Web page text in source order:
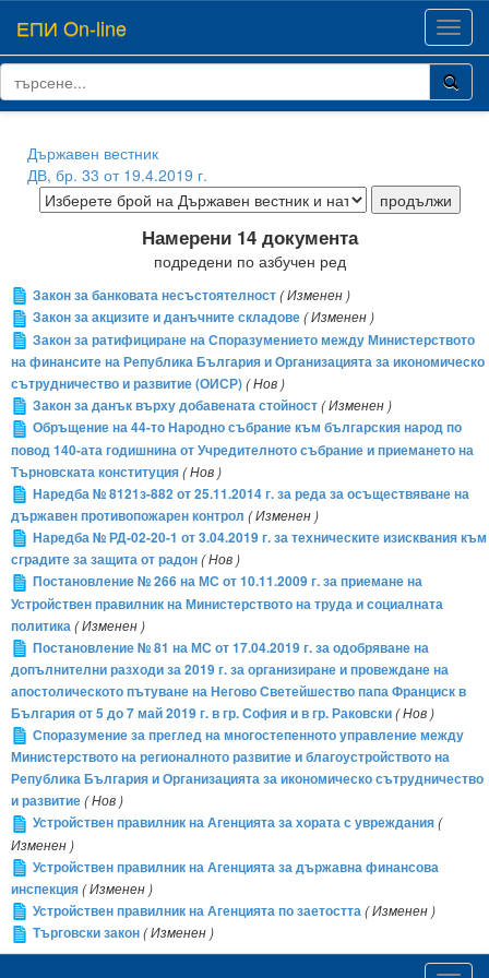
ЕПИ On-line
Държавен вестник
ДВ, бр. 33 от 19.4.2019 г.
Намерени 14 документа
подредени по азбучен ред
Закон за банковата несъстоятелност( Изменен )
Закон за акцизите и данъчните складове( Изменен )
Закон за ратифициране на Споразумението между Министерството
на финансите на Република България и Организацията за икономическо
сътрудничество и развитие (ОИСР)( Нов )
Закон за данък върху добавената стойност( Изменен )
Обръщение на 44-то Народно събрание към българския народ по
повод 140-ата годишнина от Учредителното събрание и приемането на
Търновската конституция( Нов )
Наредба № 8121з-882 от 25.11.2014 г. за реда за осъществяване на
държавен противопожарен контрол ( Изменен )
Наредба № РД-02-20-1 от 3.04.2019 г. за техническите изисквания към
сградите за защита от радон( Нов )
Постановление № 266 на МС от 10.11.2009 г. за приемане на
Устройствен правилник на Министерството на труда и социалната
политика( Изменен )
Постановление № 81 на МС от 17.04.2019 г. за одобряване на
допълнителни разходи за 2019 г. за организиране и провеждане на
апостолическото пътуване на Негово Светейшество папа Франциск в
България от 5 до 7 май 2019 г. в гр. София и в гр. Раковски( Нов )
Споразумение за преглед на многостепенното управление между
Министерството на регионалното развитие и благоустройството на
Република България и Организацията за икономическо сътрудничество
и развитие( Нов )
Устройствен правилник на Агенцията за хората с увреждания(
Изменен )
Устройствен правилник на Агенцията за държавна финансова
инспекция( Изменен )
Устройствен правилник на Агенцията по заетостта( Изменен )
Търговски закон( Изменен )